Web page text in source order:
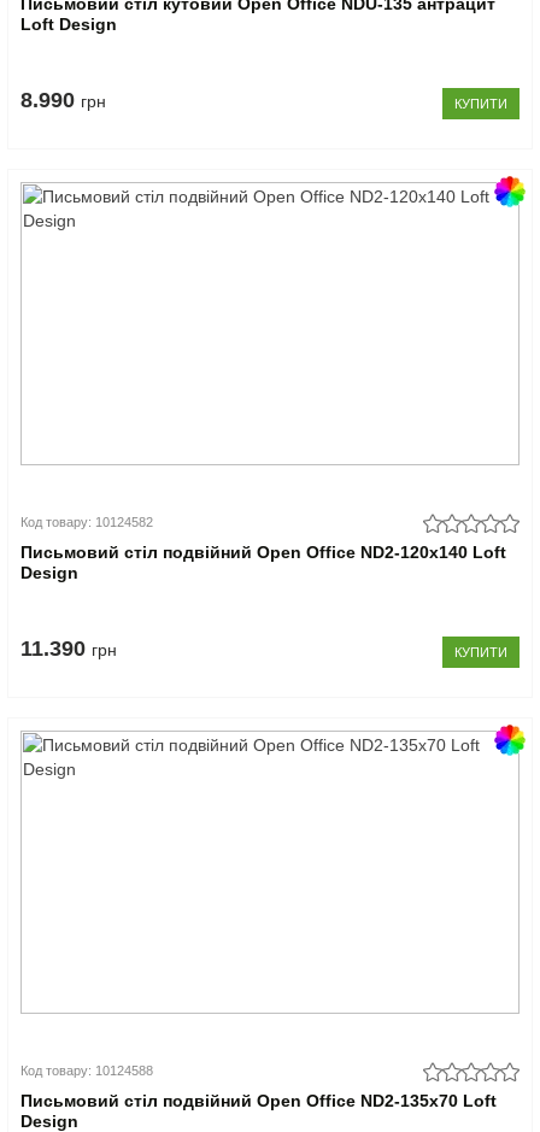
Loft Design
8.990 грн КУПИТИ
Код товару: 10124582
Письмовий стіл подвійний Open Office ND2-120х140 Loft
Design
11.390 грн КУПИТИ
Код товару: 10124588
Письмовий стіл подвійний Open Office ND2-135х70 Loft
Design